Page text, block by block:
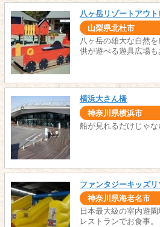
八ヶ岳リゾートアウト
山梨県北杜市
八ヶ岳の雄大な自然
供が遊べる遊具広場も
横浜大さん橋
神奈川県横浜市
船が見れるだけじゃ
ファンタジーキッズ
神奈川県海老名市
日本最大級の室内遊
レストランでお食事。